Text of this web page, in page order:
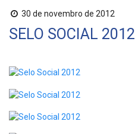
30 de novembro de 2012
SELO SOCIAL 2012